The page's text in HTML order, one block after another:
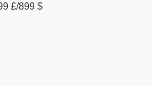
£/899 $